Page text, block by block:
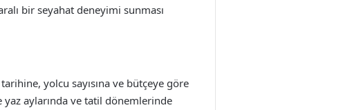
bir seyahat deneyimi sunması
yolcu sayısına ve bütçeye göre
aylarında ve tatil dönemlerinde